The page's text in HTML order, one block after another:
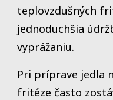
teplovzdušných
jednoduchšia
vyprážaniu.
Pri príprave jedla
fritéze často